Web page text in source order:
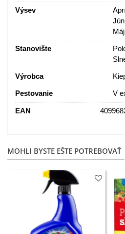
Výsev
Jún
Máj
Stanovište
Výrobca
Pestovanie V
EAN
MOHLI BYSTE EŠTE POTREBOVAŤ